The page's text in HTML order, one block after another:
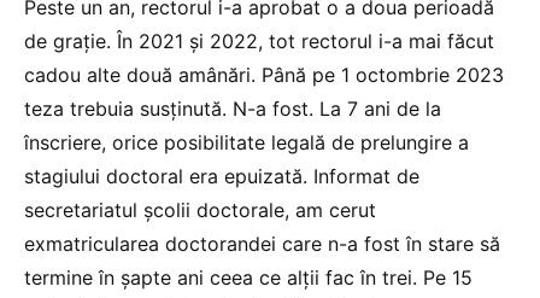
Peste un an, rectorul i-a aprobat o a doua perioadă
de grație. În 2021 și 2022, tot rectorul i-a mai făcut
cadou alte două amânări. Până pe 1 octombrie 2023
teza trebuia susținută. N-a fost. La 7 ani de la
înscriere, orice posibilitate legală de prelungire a
stagiului doctoral era epuizată. Informat de
secretariatul școlii doctorale, am cerut
exmatricularea doctorandei care n-a fost în stare să
termine în șapte ani ceea ce alții fac în trei. Pe 15